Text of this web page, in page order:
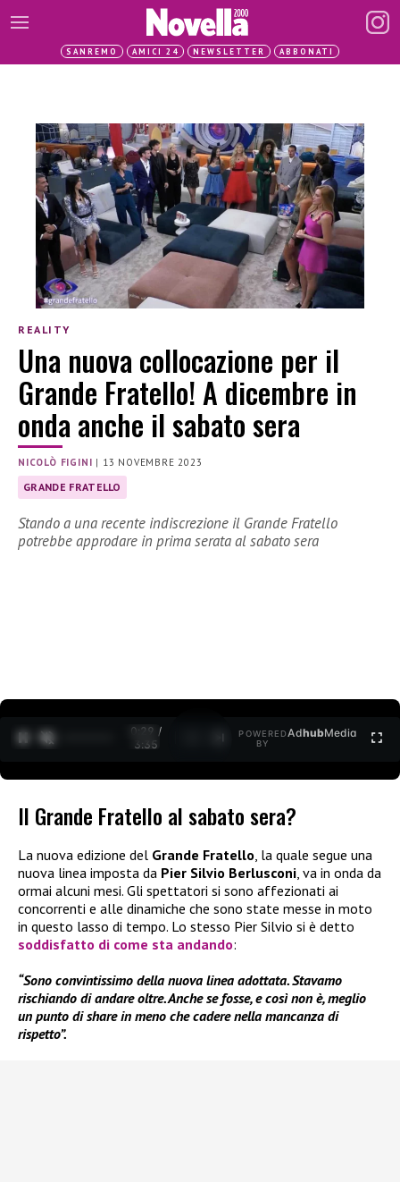
SANREMO AMICI 24 NEWSLETTER ABBONATI
REALITY
Una nuova collocazione per il
Grande Fratello! A dicembre in
onda anche il sabato sera
NICOLÒ FIGINI | 13 NOVEMBRE 2023
GRANDE FRATELLO
Stando a una recente indiscrezione il Grande Fratello
potrebbe approdare in prima serata al sabato sera
0:30 /
3:35
POWERED
BY
AdhubMedia
Il Grande Fratello al sabato sera?
La nuova edizione del Grande Fratello, la quale segue una
nuova linea imposta da Pier Silvio Berlusconi, va in onda da
ormai alcuni mesi. Gli spettatori si sono affezionati ai
concorrenti e alle dinamiche che sono state messe in moto
in questo lasso di tempo. Lo stesso Pier Silvio si è detto
soddisfatto di come sta andando:
“Sono convintissimo della nuova linea adottata. Stavamo
rischiando di andare oltre. Anche se fosse, e così non è, meglio
un punto di share in meno che cadere nella mancanza di
rispetto”.